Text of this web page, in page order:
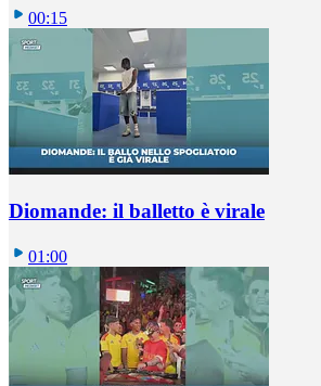
00:15
Diomande: il balletto è virale
01:00